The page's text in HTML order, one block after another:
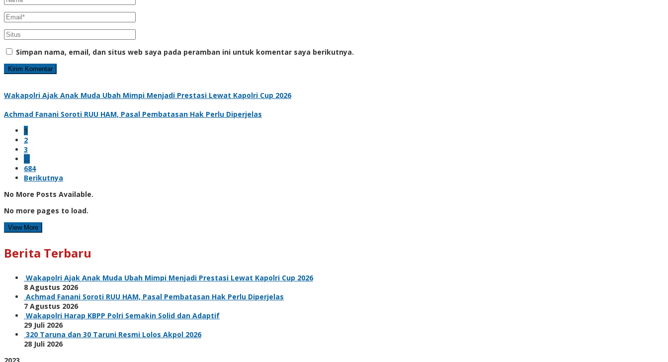
Simpan nama, email, dan situs web saya pada peramban ini untuk komentar saya berikutnya.
Wakapolri Ajak Anak Muda Ubah Mimpi Menjadi Prestasi Lewat Kapolri Cup 2026
Achmad Fanani Soroti RUU HAM, Pasal Pembatasan Hak Perlu Diperjelas
1
2
3
…
684
Berikutnya
No More Posts Available.
No more pages to load.
View More
Berita Terbaru
Wakapolri Ajak Anak Muda Ubah Mimpi Menjadi Prestasi Lewat Kapolri Cup 2026
8 Agustus 2026
Achmad Fanani Soroti RUU HAM, Pasal Pembatasan Hak Perlu Diperjelas
7 Agustus 2026
Wakapolri Harap KBPP Polri Semakin Solid dan Adaptif
29 Juli 2026
320 Taruna dan 30 Taruni Resmi Lolos Akpol 2026
28 Juli 2026